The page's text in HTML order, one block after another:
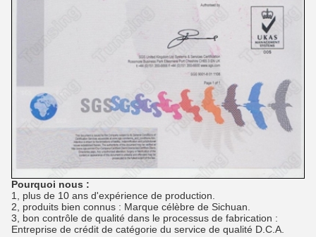
Pourquoi nous :
1, plus de 10 ans d'expérience de production.
2, produits bien connus : Marque célèbre de Sichuan.
3, bon contrôle de qualité dans le processus de fabrication :
Entreprise de crédit de catégorie du service de qualité D.C.A.